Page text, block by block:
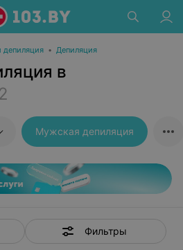
депиляция • Депиляция
в
2
Мужская депиляция
Фильтры